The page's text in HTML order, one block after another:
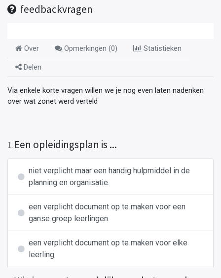
feedbackvragen
Over Opmerkingen (0) Statistieken
Delen
Via enkele korte vragen willen we je nog even laten nadenken
over wat zonet werd verteld
1. Een opleidingsplan is ...
niet verplicht maar een handig hulpmiddel in de
planning en organisatie.
een verplicht document op te maken voor een
ganse groep leerlingen.
een verplicht document op te maken voor elke
leerling.